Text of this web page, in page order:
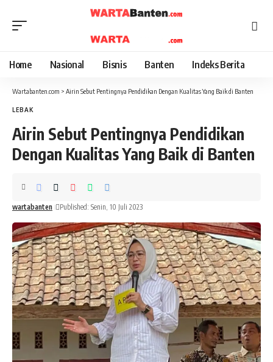
Home Nasional Bisnis Banten Indeks Berita
Wartabanten.com > Airin Sebut Pentingnya Pendidikan Dengan Kualitas Yang Baik di Banten
LEBAK
Airin Sebut Pentingnya Pendidikan
Dengan Kualitas Yang Baik di Banten
wartabanten Published: Senin, 10 Juli 2023